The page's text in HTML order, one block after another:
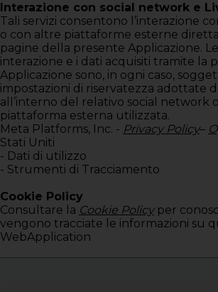
Interazione con social network e
Tali servizi consentono l’interazione
o con altre piattaforme esterne
pagine della presente Applicazione.
interazione e i dati acquisiti tramite la
Applicazione sono, in ogni caso,
impostazioni di riservatezza adottate
all’interno del relativo social network
piattaforma esterna utilizzata.
Meta Platforms, Inc. - Privacy Policy–
Stati Uniti
- Dati di utilizzo
- Strumenti di Tracciamento
Cookie Policy
Consultare la Cookie Policyper
vengono tracciate le informazioni su
WebApplication